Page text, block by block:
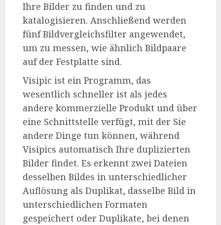
Ihre Bilder zu finden und zu
katalogisieren. Anschließend werden
fünf Bildvergleichsfilter angewendet,
um zu messen, wie ähnlich Bildpaare
auf der Festplatte sind.
Visipic ist ein Programm, das
wesentlich schneller ist als jedes
andere kommerzielle Produkt und über
eine Schnittstelle verfügt, mit der Sie
andere Dinge tun können, während
Visipics automatisch Ihre duplizierten
Bilder findet. Es erkennt zwei Dateien
desselben Bildes in unterschiedlicher
Auflösung als Duplikat, dasselbe Bild in
unterschiedlichen Formaten
gespeichert oder Duplikate, bei denen